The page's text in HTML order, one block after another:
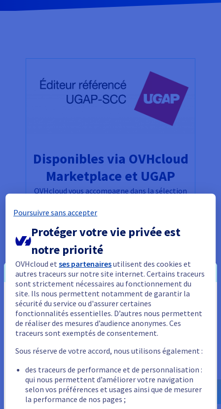
Disponibles via OVHcloud
Marketplace et UGAP
OVHcloud vous accompagne dans la sélection
cloud, disponibles sur la Marketplace OVHCloud
ou bien via le marché UGAP-SCC multi-éditeurs.
Contactez-nous via notre Marketplace pour en
savoir plus ou passer commande de manière
simplifiée.
OVHcloud Marketplace
L'écosystème d'OVHcloud
accompagne la transformation
numérique des administrations
Vous semblez être localisé en États-
Unis.
Pour commander, rendez-vous sur le site de votre pays (États-
Allez sur le site États-Unis
us.ovhcloud.com/ Anglais USD - $
ou
Poursuivre sans accepter
Protéger votre vie privée est
notre priorité
OVHcloud etses partenairesutilisent des cookies et
autres traceurs sur notre site internet. Certains traceurs
sont strictement nécessaires au fonctionnement du
site. Ils nous permettent notamment de garantir la
sécurité du service ou d'assurer certaines
fonctionnalités essentielles. D’autres nous permettent
de réaliser des mesures d’audience anonymes. Ces
traceurs sont exemptés de consentement.
Sous réserve de votre accord, nous utilisons également :
des traceurs de performance et de personnalisation :
qui nous permettent d’améliorer votre navigation
selon vos préférences et usages ainsi que de mesurer
la performance de nos pages ;